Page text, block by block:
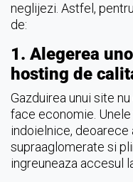
neglijezi. Astfel,
de:
1. Alegerea
hosting de
Gazduirea unui site
face economie.
indoielnice, deoarece
supraaglomerate si
ingreuneaza accesul